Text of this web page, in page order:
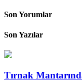
Son Yorumlar
Son Yazılar
Tırnak